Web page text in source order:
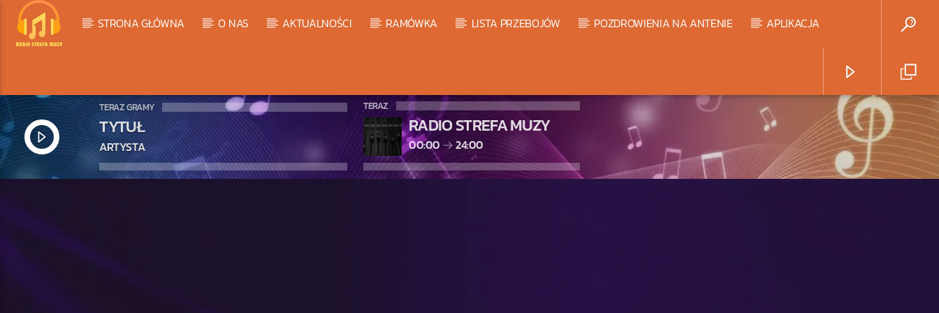
STRONA GŁÓWNA O NAS AKTUALNOŚCI RAMÓWKA LISTA PRZEBOJÓW POZDROWIENIA NA ANTENIE APLIKACJA
TERAZ GRAMY
TYTUŁ
ARTYSTA
TERAZ
RADIO STREFA MUZY
00:00 24:00